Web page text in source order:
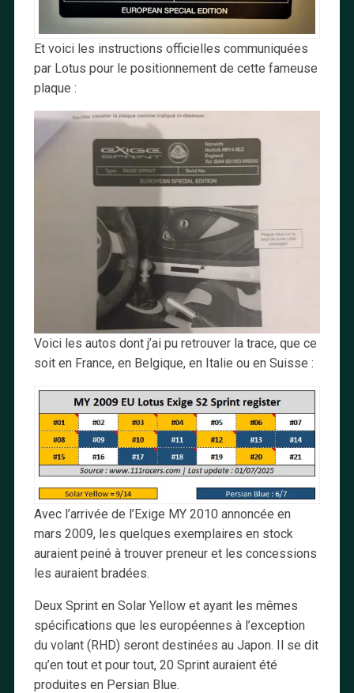
Et voici les instructions officielles communiquées
par Lotus pour le positionnement de cette fameuse
plaque :
Voici les autos dont j’ai pu retrouver la trace, que ce
soit en France, en Belgique, en Italie ou en Suisse :
Avec l’arrivée de l’Exige MY 2010 annoncée en
mars 2009, les quelques exemplaires en stock
auraient peiné à trouver preneur et les concessions
les auraient bradées.
Deux Sprint en Solar Yellow et ayant les mêmes
spécifications que les européennes à l’exception
du volant (RHD) seront destinées au Japon. Il se dit
qu’en tout et pour tout, 20 Sprint auraient été
produites en Persian Blue.